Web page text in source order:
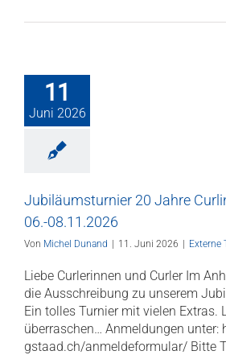
11
Juni 2026
Jubiläumsturnier 20 Jahre
06.-08.11.2026
Von Michel Dunand 11. Juni 2026 Externe
Liebe Curlerinnen und Curler Im
die Ausschreibung zu unserem
Ein tolles Turnier mit vielen Extras.
überraschen… Anmeldungen unter:
gstaad.ch/anmeldeformular/ Bitte